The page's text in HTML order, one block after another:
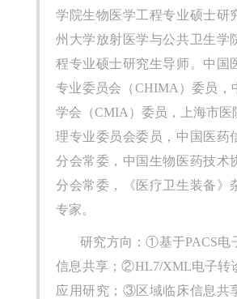
学院生物医学工程专业硕士研
州大学放射医学与公共卫生学
程专业硕士研究生导师。中国
专业委员会（CHIMA）委员，
学会（CMIA）委员，上海市医
理专业委员会委员，中国医药
分会常委，中国生物医药技术
分会常委，《医疗卫生装备》
专家。
研究方向：①基于PACS电
信息共享；②HL7/XML电子转
应用研究；③区域临床信息共